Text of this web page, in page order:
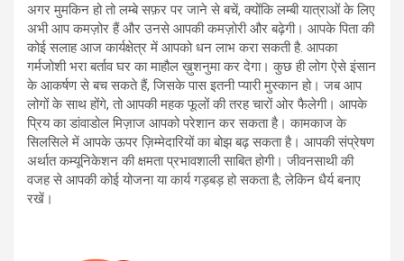
अगर मुमकिन हो तो लम्बे सफ़र पर जाने से बचें, क्योंकि लम्बी यात्राओं के लिए
अभी आप कमज़ोर हैं और उनसे आपकी कमज़ोरी और बढ़ेगी। आपके पिता की
कोई सलाह आज कार्यक्षेत्र में आपको धन लाभ करा सकती है. आपका
गर्मजोशी भरा बर्ताव घर का माहौल ख़ुशनुमा कर देगा। कुछ ही लोग ऐसे इंसान
के आकर्षण से बच सकते हैं, जिसके पास इतनी प्यारी मुस्कान हो। जब आप
लोगों के साथ होंगे, तो आपकी महक फूलों की तरह चारों ओर फैलेगी। आपके
प्रिय का डांवाडोल मिज़ाज आपको परेशान कर सकता है। कामकाज के
सिलसिले में आपके ऊपर ज़िम्मेदारियों का बोझ बढ़ सकता है। आपकी संप्रेषण
अर्थात कम्यूनिकेशन की क्षमता प्रभावशाली साबित होगी। जीवनसाथी की
वजह से आपकी कोई योजना या कार्य गड़बड़ हो सकता है; लेकिन धैर्य बनाए
रखें।